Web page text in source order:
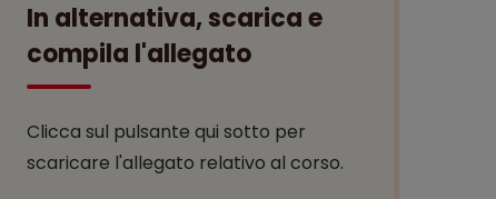
In alternativa, scarica e
compila l'allegato
Clicca sul pulsante qui sotto per
scaricare l'allegato relativo al corso.